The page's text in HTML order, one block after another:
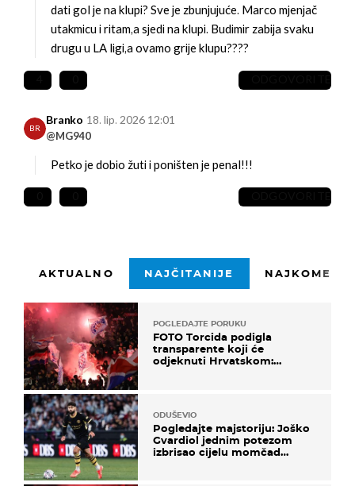
dati gol je na klupi? Sve je zbunjujuće. Marco mjenjač
utakmicu i ritam,a sjedi na klupi. Budimir zabija svaku
drugu u LA ligi,a ovamo grije klupu????
BR
Branko
@MG940
18. lip. 2026 12:01
Petko je dobio žuti i poništen je penal!!!
AKTUALNO NAJČITANIJE
POGLEDAJTE PORUKU
FOTO Torcida podigla
transparente koji će
odjeknuti Hrvatskom:
ODUŠEVIO
Pogledajte majstoriju: Joško
Gvardiol jednim potezom
izbrisao cijelu momčad